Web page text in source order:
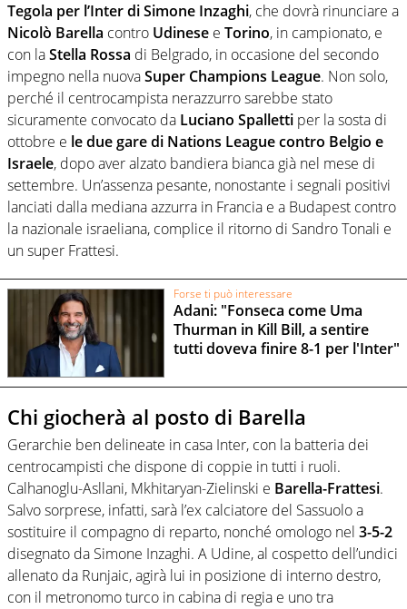
Tegola per l’Inter di Simone Inzaghi, che dovrà rinunciare a
Nicolò Barella contro Udinese e Torino, in campionato, e
con laStella Rossa di Belgrado, in occasione del secondo
impegno nella nuovaSuper Champions League. Non solo,
perché il centrocampista nerazzurro sarebbe stato
sicuramente convocato da Luciano Spalletti per la sosta di
ottobre e le due gare di Nations League contro Belgio e
Israele, dopo aver alzato bandiera bianca già nel mese di
settembre. Un’assenza pesante, nonostante i segnali positivi
lanciati dalla mediana azzurra in Francia e a Budapest contro
la nazionale israeliana, complice il ritorno di Sandro Tonali e
un super Frattesi.
Forse ti può interessare
Adani: "Fonseca come Uma
Thurman in Kill Bill, a sentire
tutti doveva finire 8-1 per l'Inter"
Chi giocherà al posto di Barella
Gerarchie ben delineate in casa Inter, con la batteria dei
centrocampisti che dispone di coppie in tutti i ruoli.
Calhanoglu-Asllani, Mkhitaryan-Zielinski e Barella-Frattesi.
Salvo sorprese, infatti, sarà l’ex calciatore del Sassuolo a
sostituire il compagno di reparto, nonché omologo nel 3-5-2
disegnato da Simone Inzaghi. A Udine, al cospetto dell’undici
allenato da Runjaic, agirà lui in posizione di interno destro,
con il metronomo turco in cabina di regia e uno tra